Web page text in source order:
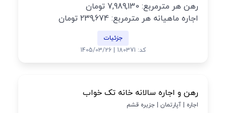
رهن هر مترمربع: 7,989,130 تومان
اجاره ماهیانه هر مترمربع: 239,674 تومان
جزئیات
کد: 180371 | 1405/03/26
رهن و اجاره سالانه خانه تک خواب
اجاره | آپارتمان | جزیره قشم